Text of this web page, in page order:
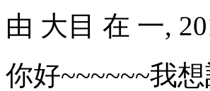
由 大目 在 一,
你好~~~~~~我